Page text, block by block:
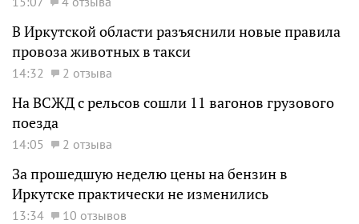
В Иркутской области разъяснили новые правила
провоза животных в такси
14:32 2 отзыва
На ВСЖД с рельсов сошли 11 вагонов грузового
поезда
14:05 2 отзыва
За прошедшую неделю цены на бензин в
Иркутске практически не изменились
13:34
10 отзывов